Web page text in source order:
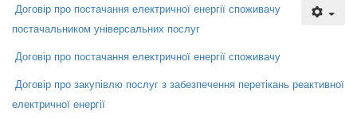
Договір про постачання електричної енергії споживачу
постачальником універсальних послуг
Договір про постачання електричної енергії споживачу
Договір про закупівлю послуг з забезпечення перетікань реактивної
електричної енергії